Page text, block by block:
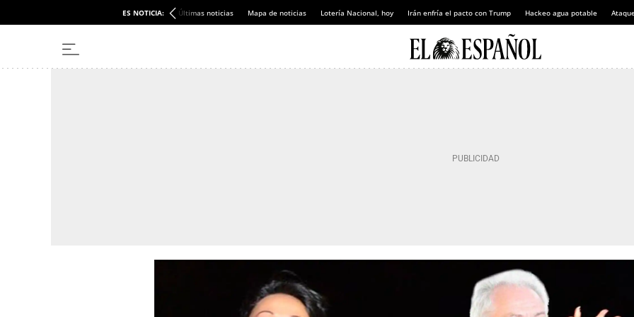
ES NOTICIA: Últimas noticias Mapa de noticias Lotería Nacional, hoy Irán enfría el pacto con Trump Hackeo agua potable